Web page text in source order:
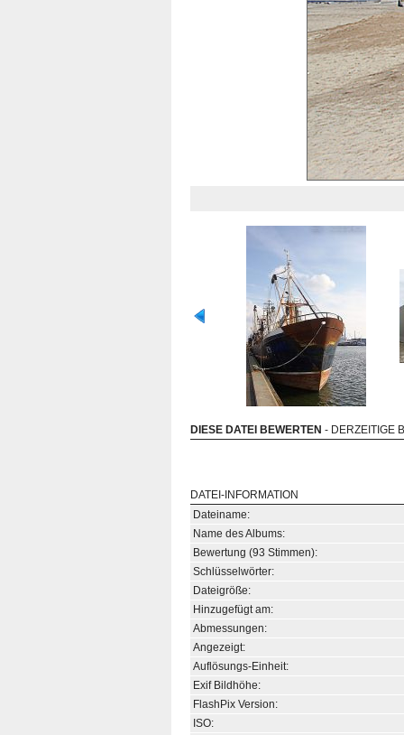
DIESE DATEI BEWERTEN - DERZEITIGE
DATEI-INFORMATION
Dateiname:
Name des Albums:
Bewertung (93 Stimmen):
Schlüsselwörter:
Dateigröße:
Hinzugefügt am:
Abmessungen:
Angezeigt:
Auflösungs-Einheit:
Exif Bildhöhe:
FlashPix Version:
ISO: